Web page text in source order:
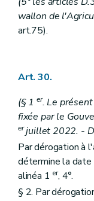
wallon de
art.75).
Art. 30.
(§ 1er. Le
fixée par le
erjuillet 2022. -
Par dérogation à
détermine la
alinéa 1 er, 4°.
§ 2. Par